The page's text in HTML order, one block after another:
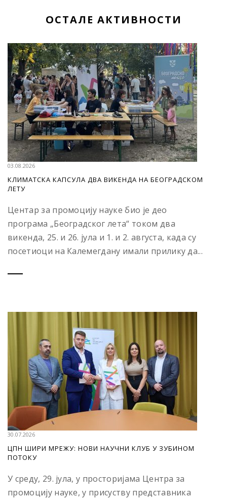
ОСТАЛЕ АКТИВНОСТИ
03.08.2026
КЛИМАТСКА КАПСУЛА ДВА ВИКЕНДА НА БЕОГРАДСКОМ
ЛЕТУ
Центар за промоцију науке био је део
програма „Београдског лета“ током два
викенда, 25. и 26. јула и 1. и 2. августа, када су
посетиоци на Калемегдану имали прилику да...
30.07.2026
ЦПН ШИРИ МРЕЖУ: НОВИ НАУЧНИ КЛУБ У ЗУБИНОМ
ПОТОКУ
У среду, 29. јула, у просторијама Центра за
промоцију науке, у присуству представника